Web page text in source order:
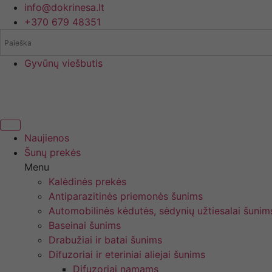
prie
info@dokrinesa.lt
+370 679 48351
Gyvūnų viešbutis
Naujienos
Šunų prekės
Menu
Kalėdinės prekės
Antiparazitinės priemonės šunims
Automobilinės kėdutės, sėdynių užtiesalai
Baseinai šunims
Drabužiai ir batai šunims
Difuzoriai ir eteriniai aliejai šunims
Difuzoriai namams